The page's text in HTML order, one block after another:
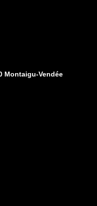
Montaigu-Vendée